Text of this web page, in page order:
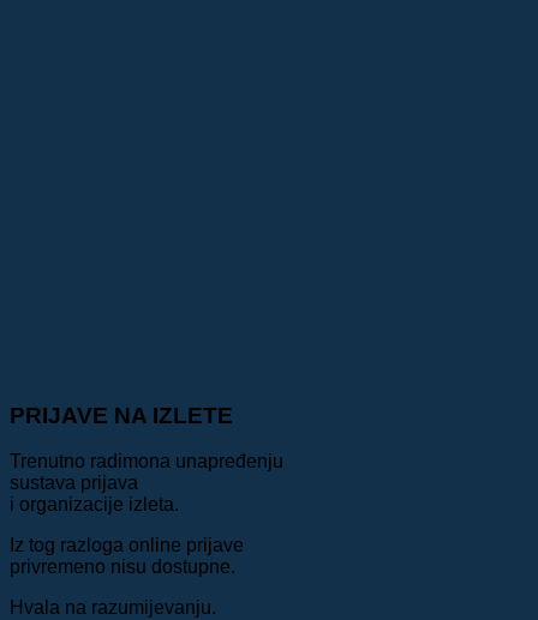
PRIJAVE NA IZLETE
Trenutno radimona unapređenju
sustava prijava
i organizacije izleta.
Iz tog razloga online prijave
privremeno nisu dostupne.
Hvala na razumijevanju.